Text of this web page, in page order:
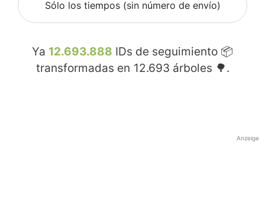
Sólo los tiempos (sin número de envío)
Ya 12.693.888 IDs de seguimiento 📦
transformadas en 12.693 árboles 🌳.
Anzeige